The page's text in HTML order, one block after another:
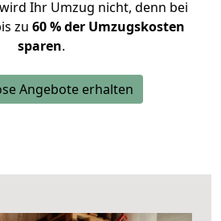
Ihr Umzug nicht, denn bei
zu 60 % der Umzugskosten
sparen.
Angebote erhalten